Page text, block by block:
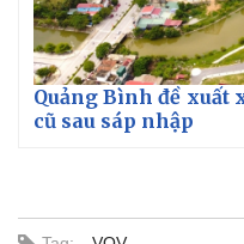
Quảng Bình đề xuất
cũ sau sáp nhập